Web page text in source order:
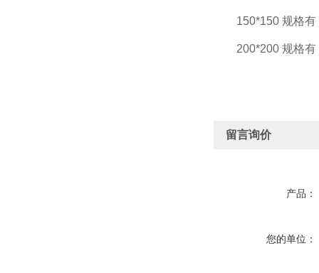
150*150 规格有
200*200 规格有
留言询价
产品：
您的单位：